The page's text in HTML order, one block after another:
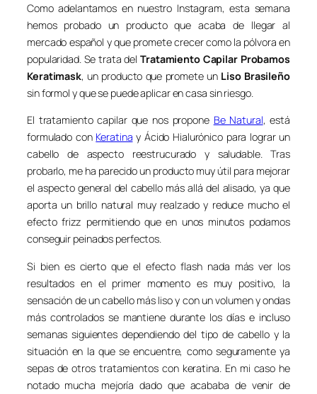
Como adelantamos en nuestro Instagram, esta semana
hemos probado un producto que acaba de llegar al
mercado español y que promete crecer como la pólvora en
popularidad. Se trata del Tratamiento Capilar Probamos
Keratimask, un producto que promete un Liso Brasileño
sin formol y que se puede aplicar en casa sin riesgo.
El tratamiento capilar que nos propone Be Natural, está
formulado con Keratina y Ácido Hialurónico para lograr un
cabello de aspecto reestrucurado y saludable. Tras
probarlo, me ha parecido un producto muy útil para mejorar
el aspecto general del cabello más allá del alisado, ya que
aporta un brillo natural muy realzado y reduce mucho el
efecto frizz permitiendo que en unos minutos podamos
conseguir peinados perfectos.
Si bien es cierto que el efecto flash nada más ver los
resultados en el primer momento es muy positivo, la
sensación de un cabello más liso y con un volumen y ondas
más controlados se mantiene durante los días e incluso
semanas siguientes dependiendo del tipo de cabello y la
situación en la que se encuentre, como seguramente ya
sepas de otros tratamientos con keratina. En mi caso he
notado mucha mejoría dado que acababa de venir de